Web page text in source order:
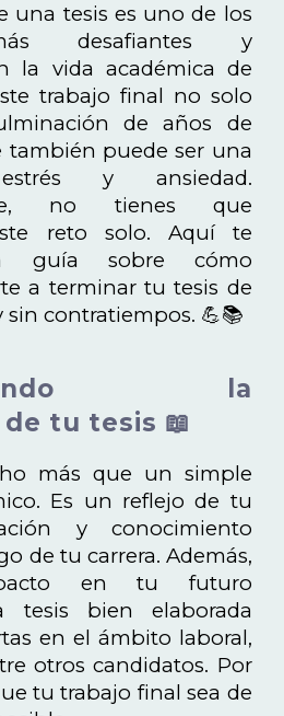
una tesis es uno de los
desafiantes y
la vida académica de
trabajo final no solo
de años de
también puede ser una
y ansiedad.
no tienes que
reto solo. Aquí te
guía sobre cómo
a terminar tu tesis de
sin contratiempos. 💪📚
la
tu tesis 📖
más que un simple
Es un reflejo de tu
y conocimiento
de tu carrera. Además,
en tu futuro
tesis bien elaborada
en el ámbito laboral,
otros candidatos. Por
tu trabajo final sea de